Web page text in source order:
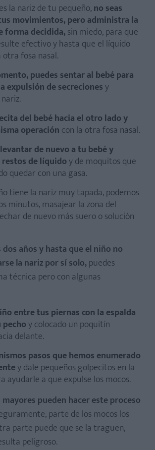
la nariz de tu pequeño,no seas
movimientos, pero administra la
forma decidida,sin miedo, para que
efectivo y hasta que el líquido
fosa nasal.
puedes sentar al bebé para
expulsión de secrecionesy
del bebé hacia el otro lado y
operación con la otra fosa nasal.
de nuevo a tu bebé y
de líquidoy de moquitos que
quedar con una gasa.
tiene la nariz muy tapada, podemos
minutos, masajear la zona del
de nuevo más suero o solución
años y hasta que el niño no
la nariz por sí solo,puedes
técnica pero con algunas
entre tus piernas con la espalda
y colocado un poquitín
delante.
pasos que hemos enumerado
y dale pequeños golpecitos en la
ayudarle a que expulse los mocos.
pueden hacer este proceso
parte de los mocos los
parte puede que se la traguen,
peligroso.